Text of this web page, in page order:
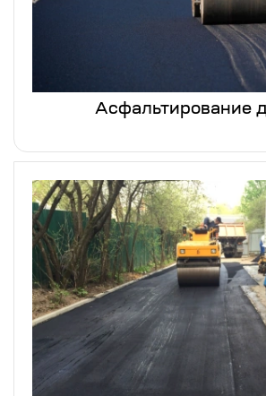
Асфальтирование